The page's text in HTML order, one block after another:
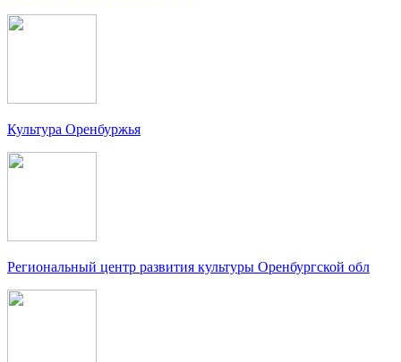
Культура Оренбуржья
Региональный центр развития культуры Оренбургской обл